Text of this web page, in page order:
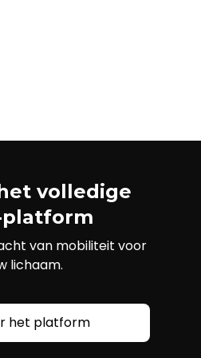
volledige
platform
van mobiliteit voor
lichaam.
het platform